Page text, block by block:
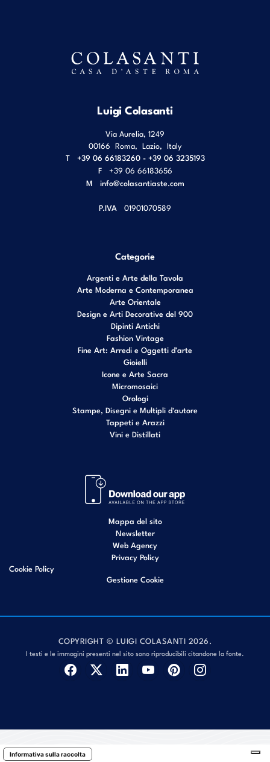
Luigi Colasanti
Via Aurelia, 1249
00166 Roma Lazio Italy
T
+39 06 66183260 - +39 06 3235193
F
+39 06 66183656
M info@colasantiaste.com
P.IVA 01901070589
Categorie
Argenti e Arte della Tavola
Arte Moderna e Contemporanea
Arte Orientale
Design e Arti Decorative del 900
Dipinti Antichi
Fashion Vintage
Fine Art: Arredi e Oggetti d’arte
Gioielli
Icone e Arte Sacra
Micromosaici
Orologi
Stampe, Disegni e Multipli d'autore
Tappeti e Arazzi
Vini e Distillati
Mappa del sito
Newsletter
Web Agency
Privacy Policy
Cookie Policy
Gestione Cookie
COPYRIGHT © LUIGI COLASANTI 2026.
I testi e le immagini presenti nel sito sono riproducibili citandone la fonte.
Informativa sulla raccolta